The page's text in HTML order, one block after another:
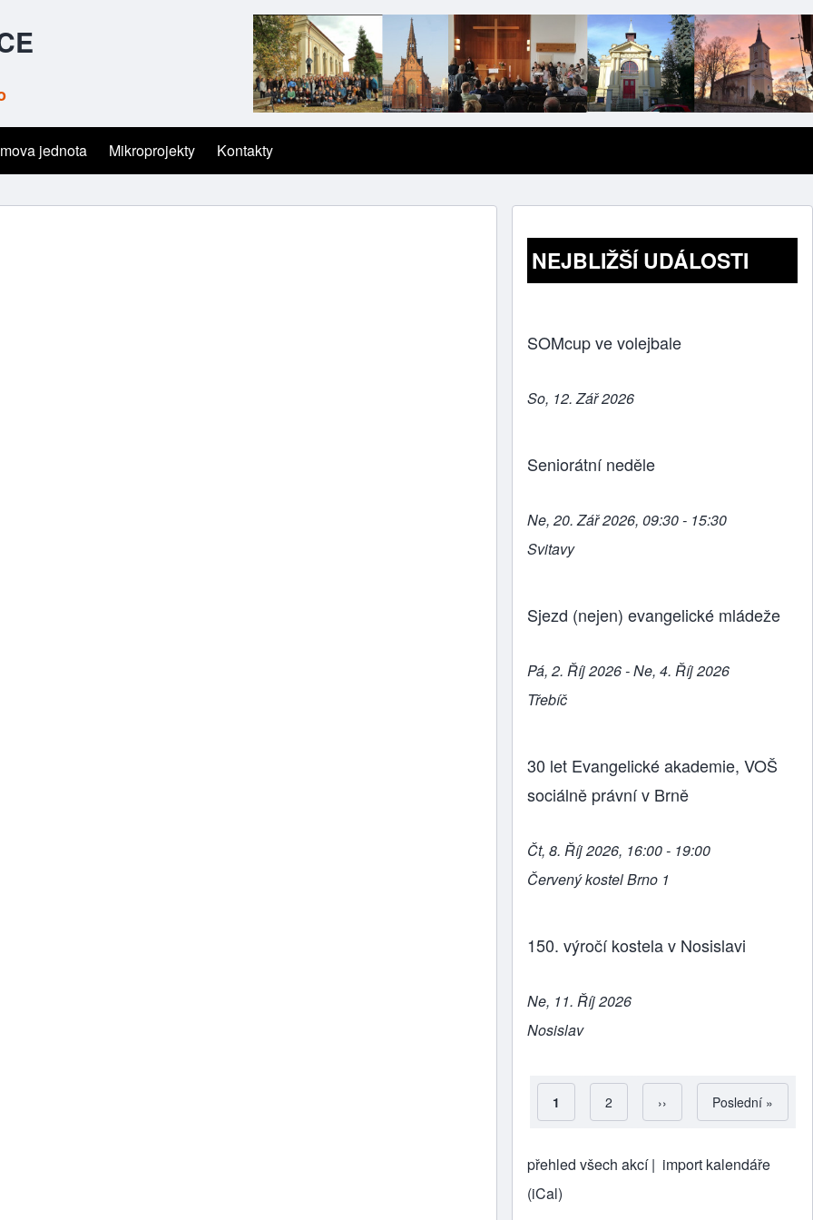
jednota Mikroprojekty Kontakty
NEJBLIŽŠÍ UDÁLOSTI
SOMcup ve volejbale
So, 12. Zář 2026
Seniorátní neděle
Ne, 20. Zář 2026, 09:30 - 15:30
Svitavy
Sjezd (nejen) evangelické mládeže
Pá, 2. Říj 2026 - Ne, 4. Říj 2026
Třebíč
30 let Evangelické akademie, VOŠ
sociálně právní v Brně
Čt, 8. Říj 2026, 16:00 - 19:00
Červený kostel Brno 1
150. výročí kostela v Nosislavi
Ne, 11. Říj 2026
Nosislav
Pagination
Aktuální stránka
1 Strana
2 Následující stránka
›› Poslední stránka
Poslední »
přehled všech akcí | import kalendáře
(iCal)